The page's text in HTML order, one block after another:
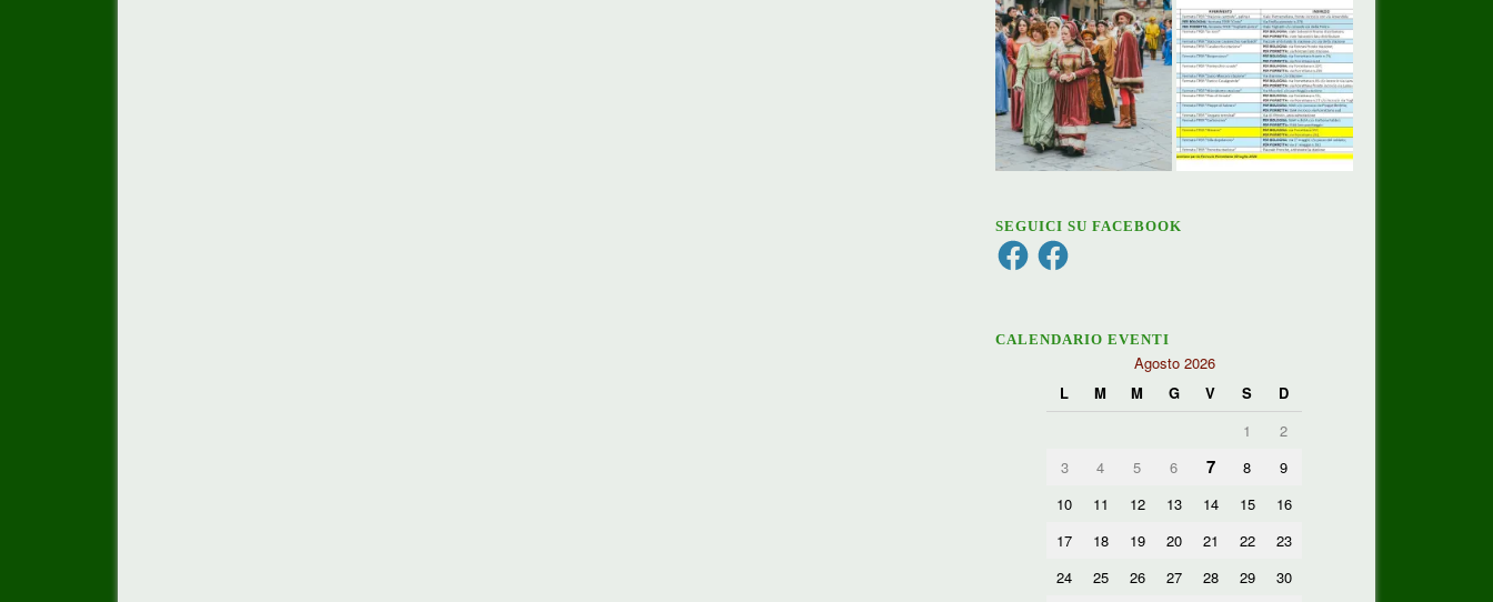
SEGUICI SU FACEBOOK
FacebookFacebook
CALENDARIO EVENTI
Agosto 2026
L
M M G V S
D
1
2
3
4 5 6 7 8
9
10
11 12 13 14 15
16
17
18 19 20 21 22
23
24
25 26 27 28 29
30